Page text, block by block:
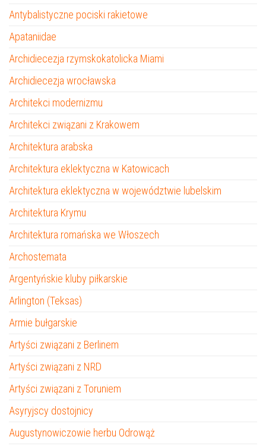
Antybalistyczne pociski rakietowe
Apataniidae
Archidiecezja rzymskokatolicka Miami
Archidiecezja wrocławska
Architekci modernizmu
Architekci związani z Krakowem
Architektura arabska
Architektura eklektyczna w Katowicach
Architektura eklektyczna w województwie lubelskim
Architektura Krymu
Architektura romańska we Włoszech
Archostemata
Argentyńskie kluby piłkarskie
Arlington (Teksas)
Armie bułgarskie
Artyści związani z Berlinem
Artyści związani z NRD
Artyści związani z Toruniem
Asyryjscy dostojnicy
Augustynowiczowie herbu Odrowąż